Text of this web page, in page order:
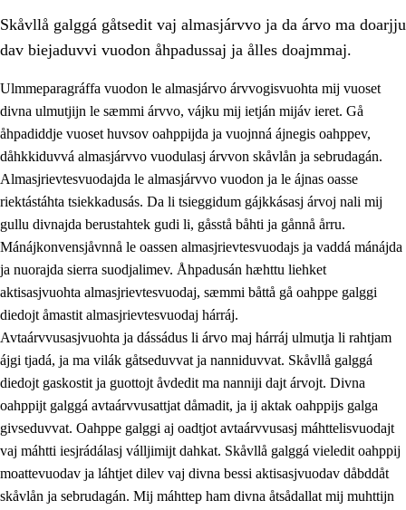
1. Åhpadusá árvvovuodo
1.1 Almasjárvvo
1.2 Identitiehtta ja kultuvralasj moattevuohta
1.3 Lájttális ájádallam ja estetihkalasj diedulasjvuohta
1.4 Dahkamávvo, berustibme ja diehtemvájnogisvuohta
1.5 Vieledus luonnduj ja birásdiedulasjvuohta
1.6 Demokratijja ja oassálasstem
Skåvllå galggá gåtsedit vaj almasjárvvo ja da árvo ma doarjju
dav biejaduvvi vuodon åhpadussaj ja ålles doajmmaj.
Ulmmeparagráffa vuodon le almasjárvo árvvogisvuohta mij vuoset
divna ulmutjijn le sæmmi árvvo, vájku mij ietján mijáv ieret. Gå
åhpadiddje vuoset huvsov oahppijda ja vuojnná ájnegis oahppev,
dåhkkiduvvá almasjárvvo vuodulasj árvvon skåvlån ja sebrudagán.
Almasjrievtesvuodajda le almasjárvvo vuodon ja le ájnas oasse
riektástáhta tsiekkadusás. Da li tsieggidum gájkkásasj árvoj nali mij
gullu divnajda berustahtek gudi li, gåsstå båhti ja gånnå årru.
Mánájkonvensjåvnnå le oassen almasjrievtesvuodajs ja vaddá mánájda
ja nuorajda sierra suodjalimev. Åhpadusán hæhttu liehket
aktisasjvuohta almasjrievtesvuodaj, sæmmi båttå gå oahppe galggi
diedojt åmastit almasjrievtesvuodaj hárráj.
Avtaárvvusasjvuohta ja dássádus li árvo maj hárráj ulmutja li rahtjam
ájgi tjadá, ja ma vilák gåtseduvvat ja nanniduvvat. Skåvllå galggá
diedojt gaskostit ja guottojt åvdedit ma nanniji dajt árvojt. Divna
oahppijt galggá avtaárvvusattjat dåmadit, ja ij aktak oahppijs galga
givseduvvat. Oahppe galggi aj oadtjot avtaárvvusasj máhttelisvuodajt
vaj máhtti iesjrádálasj válljimijt dahkat. Skåvllå galggá vieledit oahppij
moattevuodav ja láhtjet dilev vaj divna bessi aktisasjvuodav dåbddåt
skåvlån ja sebrudagán. Mij máhttep ham divna åtsådallat mij muhttijn